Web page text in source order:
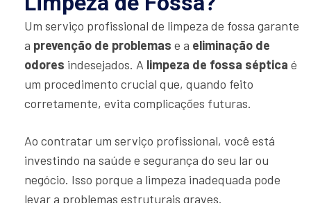
Um serviço profissional de limpeza de fossa garante
a prevenção de problemas e a eliminação de
odores indesejados. A limpeza de fossa séptica é
um procedimento crucial que, quando feito
corretamente, evita complicações futuras.
Ao contratar um serviço profissional, você está
investindo na saúde e segurança do seu lar ou
negócio. Isso porque a limpeza inadequada pode
levar a problemas estruturais graves.